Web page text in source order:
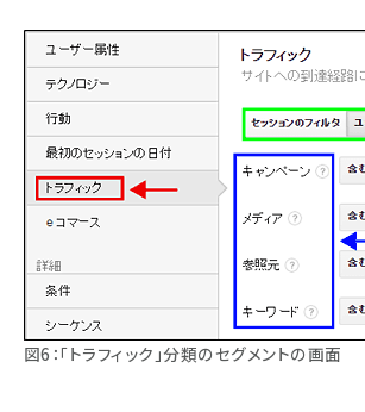
図6：「トラフィック」分類のセグメントの画面